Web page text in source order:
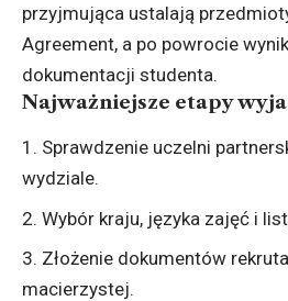
przyjmująca ustalają
Agreement, a po powrocie
dokumentacji studenta.
Najważniejsze etapy
Sprawdzenie uczelni
wydziale.
Wybór kraju, języka zajęć i
Złożenie dokumentów
macierzystej.